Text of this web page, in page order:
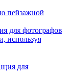
для фотографов
используя